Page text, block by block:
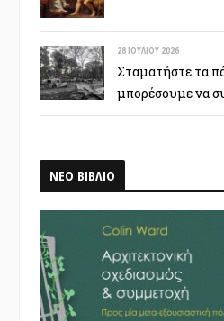
28 ΙΟΥΛΊΟΥ 2026
Σταματήστε τα
μπορέσουμε να
ΝΕΟ ΒΙΒΛΙΟ